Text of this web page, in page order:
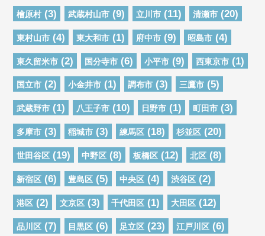
檜原村 (3) 武蔵村山市 (9) 立川市 (11) 清瀬市 (20)
東村山市 (4) 東大和市 (1) 府中市 (9) 昭島市 (4)
東久留米市 (2) 国分寺市 (6) 小平市 (9) 西東京市 (1)
国立市 (2) 小金井市 (1) 調布市 (3) 三鷹市 (5)
武蔵野市 (1) 八王子市 (10) 日野市 (1) 町田市 (3)
多摩市 (3) 稲城市 (3) 練馬区 (18) 杉並区 (20)
世田谷区 (19) 中野区 (8) 板橋区 (12) 北区 (8)
新宿区 (6) 豊島区 (5) 中央区 (4) 渋谷区 (2)
港区 (2) 文京区 (3) 千代田区 (1) 大田区 (12)
品川区 (7) 目黒区 (6) 足立区 (23) 江戸川区 (6)